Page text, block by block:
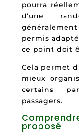
pourra
d’une
permis
ce point doit
Cela permet
mieux
certains
passagers.
proposé